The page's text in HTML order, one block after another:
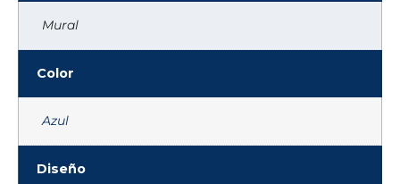
Mural
Color
Azul
Diseño